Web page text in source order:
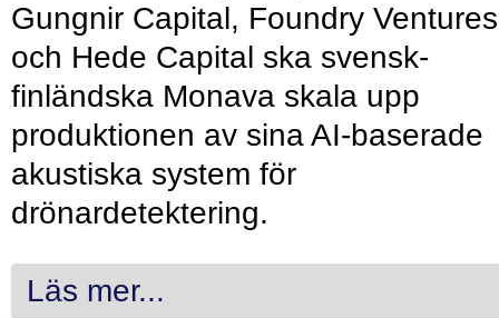
Gungnir Capital, Foundry Ventures
och Hede Capital ska svensk-
finländska Monava skala upp
produktionen av sina AI-baserade
akustiska system för
drönardetektering.
Läs mer...